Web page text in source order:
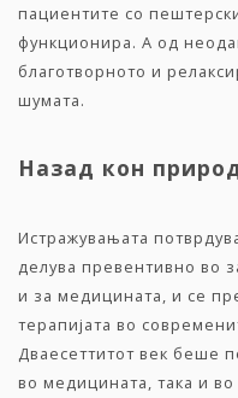
пациентите со
функционира. А од
благотворното и
шумата.
Назад кон
Истражувањата
делува превентивно во
и за медицината, и се
терапијата во
Дваесеттитот век беше
во медицината, така и